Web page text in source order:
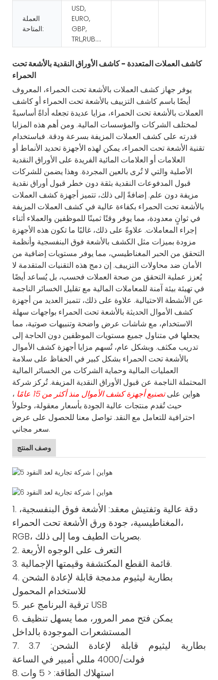
العملة
المتاحة:
USD,
EURO,
GBP,
TRL,RUB....
كاشف العملات المتعددة - كاشف الأوراق النقدية بالأشعة تحت
الحمراء
يوفر جهاز كشف العملات بالأشعة تحت الحمراء، المعروف
أيضًا باسم كاشف التزييف بالأشعة تحت الحمراء أو كاشف
العملات بالأشعة تحت الحمراء، مزايا عديدة تجعله أداةً أساسيةً
لمختلف الشركات والمؤسسات المالية. ومن أهم هذه المزايا
قدرته على كشف العملات المزيفة بسرعة ودقة. فباستخدام
تقنية الأشعة تحت الحمراء، يمكن لهذه الأجهزة تحديد الأنماط أو
العلامات أو العلامات المائية الفريدة على الأوراق النقدية
الأصلية والتي لا تُرى بالعين المجردة. وهذا يضمن للشركات
قبول المدفوعات النقدية بثقة دون خطر قبول أوراق نقدية
مزيفة دون علم. إضافةً إلى ذلك، تتميز أجهزة كشف العملات
بالأشعة تحت الحمراء بكفاءة عالية في كشف العملات المزيفة
في ثوانٍ معدودة، مما يوفر وقتًا ثمينًا للموظفين والعملاء أثناء
إجراء المعاملات. علاوةً على ذلك، غالبًا ما تكون هذه الأجهزة
مزودة بميزات مثل الكشف بالأشعة فوق البنفسجية وأنظمة
التحقق من الحبر المغناطيسي، مما يوفر مستويات إضافية من
الأمان ضد محاولات التزييف. إن دمج هذه التقنيات المتقدمة لا
يُعزز عملية التحقق من صحة العملات فحسب، بل يُساعد أيضًا
في تهيئة بيئة آمنة للمعاملات المالية مع تقليل الخسائر الناجمة
عن الأنشطة الاحتيالية. علاوة على ذلك، تتميز العديد من أجهزة
كشف الأموال الحديثة بالأشعة تحت الحمراء بواجهات سهلة
الاستخدام، مع شاشات عرض واضحة وتنبيهات صوتية، مما
يجعلها في متناول جميع مستويات الموظفين دون الحاجة إلى
تدريب مكثف. وبشكل عام، تُسهم مزايا أجهزة كشف الأموال
بالأشعة تحت الحمراء بشكل كبير في الحفاظ على سلامة
العمليات المالية وحماية الشركات من الخسائر المالية
المحتملة الناجمة عن قبول الأوراق النقدية المزيفة. تُركز شركة
هواين علىتصنيع أجهزة كشف الأموال منذ أكثر من 15 عامًا
،
حيث تُقدم منتجات عالية الجودة بأسعار معقولة، وحلولاً
احترافية للتعامل مع النقد. تواصل معنا للحصول على عرض
سعر مجاني.
وصف المنتج
1. دقة عالية وتفتيش معقد: الأشعة فوق البنفسجية،
المغناطيسية، جودة ورق الأشعة تحت الحمراء،
RGB، بصريات الطيف وما إلى ذلك.
2. التعرف على الوجوه الأربعة
3. قائمة القطع المكتشفة وقيمتها الإجمالية.
4. بطارية ليثيوم مدمجة قابلة لإعادة الشحن
للاستخدام المحمول
5. ترقية البرنامج عبر USB
6. يمكن فتح ممر المرور، مما يسهل تنظيف
المستشعرات الموجودة بالداخل
7.
بطارية ليثيوم قابلة لإعادة الشحن: 3.7
فولت/4000 مللي أمبير في الساعة
8.
استهلاك الطاقة: < 5 وات